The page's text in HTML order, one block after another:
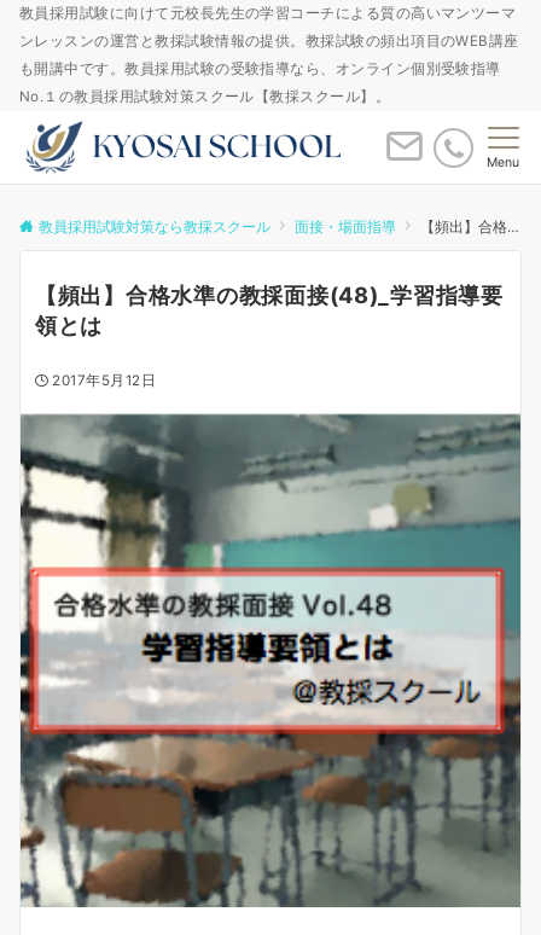
教員採用試験に向けて元校長先生の学習コーチによる質の高いマンツーマ
ンレッスンの運営と教採試験情報の提供。教採試験の頻出項目のWEB講座
も開講中です。教員採用試験の受験指導なら、オンライン個別受験指導
No.１の教員採用試験対策スクール【教採スクール】。
Menu
教員採用試験対策なら教採スクール 面接・場面指導 【頻出】合格水準の教採面接(48)_学習指導要領とは
【頻出】合格水準の教採面接(48)_学習指導要
領とは
2017年5月12日